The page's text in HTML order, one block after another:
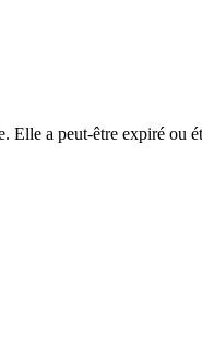
Elle a peut-être expiré ou